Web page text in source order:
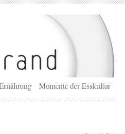
Momente der Esskultur